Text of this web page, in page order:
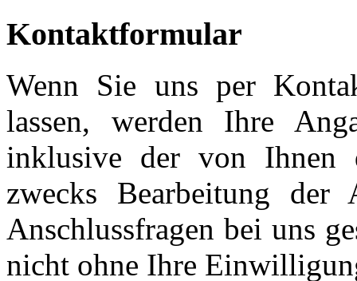
Kontaktformular
Wenn Sie uns per
lassen, werden Ihre
inklusive der von Ihnen
zwecks Bearbeitung
Anschlussfragen bei uns
nicht ohne Ihre